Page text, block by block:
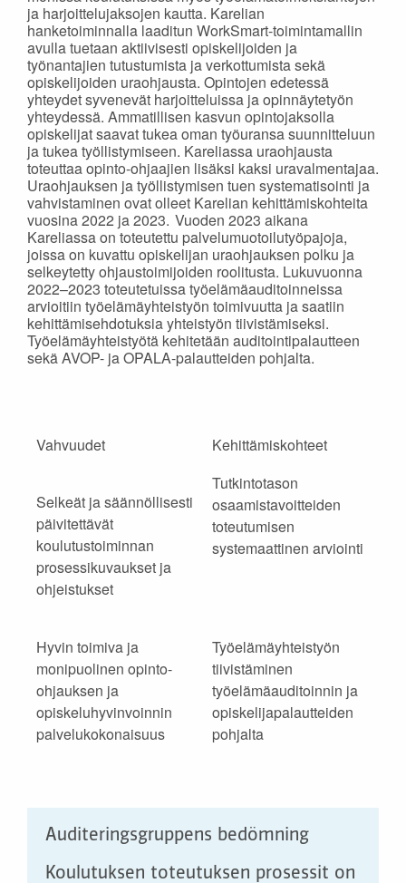
ja harjoittelujaksojen kautta. Karelian
hanketoiminnalla laaditun WorkSmart-toimintamallin
avulla tuetaan aktiivisesti opiskelijoiden ja
työnantajien tutustumista ja verkottumista sekä
opiskelijoiden uraohjausta. Opintojen edetessä
yhteydet syvenevät harjoitteluissa ja opinnäytetyön
yhteydessä. Ammatillisen kasvun opintojaksolla
opiskelijat saavat tukea oman työuransa suunnitteluun
ja tukea työllistymiseen. Kareliassa uraohjausta
toteuttaa opinto-ohjaajien lisäksi kaksi uravalmentajaa.
Uraohjauksen ja työllistymisen tuen systematisointi ja
vahvistaminen ovat olleet Karelian kehittämiskohteita
vuosina 2022 ja 2023. Vuoden 2023 aikana
Kareliassa on toteutettu palvelumuotoilutyöpajoja,
joissa on kuvattu opiskelijan uraohjauksen polku ja
selkeytetty ohjaustoimijoiden roolitusta. Lukuvuonna
2022–2023 toteutetuissa työelämäauditoinneissa
arvioitiin työelämäyhteistyön toimivuutta ja saatiin
kehittämisehdotuksia yhteistyön tiivistämiseksi.
Työelämäyhteistyötä kehitetään auditointipalautteen
sekä AVOP- ja OPALA-palautteiden pohjalta.
Vahvuudet Kehittämiskohteet
Selkeät ja säännöllisesti
päivitettävät
koulutustoiminnan
prosessikuvaukset ja
ohjeistukset
Tutkintotason
osaamistavoitteiden
toteutumisen
systemaattinen arviointi
Hyvin toimiva ja
monipuolinen opinto-
ohjauksen ja
opiskeluhyvinvoinnin
palvelukokonaisuus
Työelämäyhteistyön
tiivistäminen
työelämäauditoinnin ja
opiskelijapalautteiden
pohjalta
Auditeringsgruppens bedömning
Koulutuksen toteutuksen prosessit on